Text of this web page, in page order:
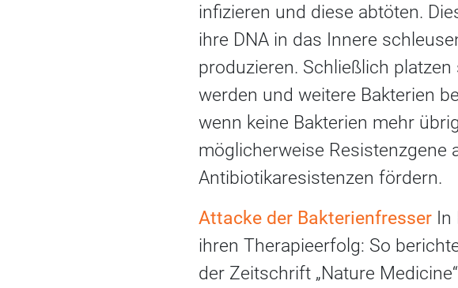
infizieren und diese abtöten.
ihre DNA in das Innere
produzieren. Schließlich
werden und weitere Bakterien
wenn keine Bakterien mehr
möglicherweise Resistenzgene
Antibiotikaresistenzen fördern.
Attacke der Bakterienfresser In
ihren Therapieerfolg: So
der Zeitschrift „Nature